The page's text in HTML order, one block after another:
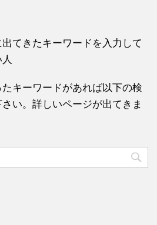
出てきたキーワードを入力して
キーワードがあれば以下の検
い。詳しいページが出てきま